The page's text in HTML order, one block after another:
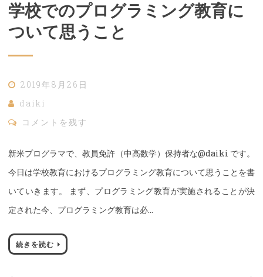
学校でのプログラミング教育に
ついて思うこと
2019年8月26日
daiki
コメントを残す
新米プログラマで、教員免許（中高数学）保持者な@daiki です。
今日は学校教育におけるプログラミング教育について思うことを書
いていきます。 まず、プログラミング教育が実施されることが決
定された今、プログラミング教育は必…
続きを読む